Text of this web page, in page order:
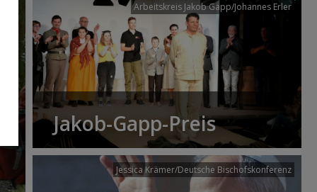
suchen
Personen Pfarren Einrichtungen
Arbeitskreis Jakob Gapp/Johannes Erler
Jakob-Gapp-Preis
Jessica Krämer/Deutsche Bischofskonferenz